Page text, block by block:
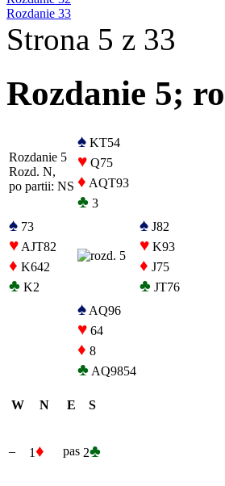
Rozdanie 33
Strona 5 z 33
Rozdanie 5;
Rozdanie 5
Rozd. N,
po partii: NS
♠ KT54
♥ Q75
♦ AQT93
♣ 3
♠ 73
♥ AJT82
♦ K642
♣ K2
♠ J82
♥ K93
♦ J75
♣ JT76
♠ AQ96
♥ 64
♦ 8
♣ AQ9854
W N E S
– 1♦ pas 2♣